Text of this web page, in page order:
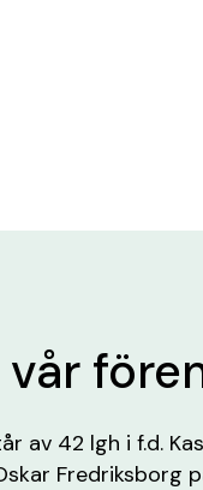
av 42 lgh i f.d.
Fredriksborg